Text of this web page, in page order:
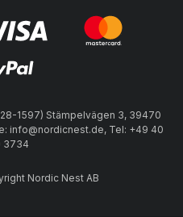
1597) Stämpelvägen 3, 39470
info@nordicnest.de, Tel: +49 40
3734
Nordic Nest AB